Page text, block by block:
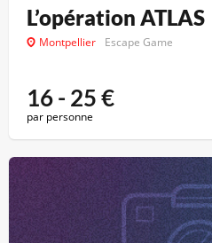
L’opération ATLAS
Montpellier Escape Game
16 - 25€
par personne